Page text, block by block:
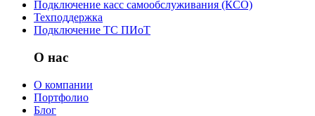
Подключение касс самообслуживания (КСО)
Техподдержка
Подключение ТС ПИоТ
О нас
О компании
Портфолио
Блог